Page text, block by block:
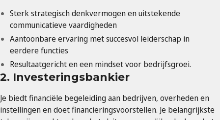
Sterk strategisch denkvermogen en uitstekende
communicatieve vaardigheden
Aantoonbare ervaring met succesvol leiderschap in
eerdere functies
Resultaatgericht en een mindset voor bedrijfsgroei.
2. Investeringsbankier
Je biedt financiële begeleiding aan bedrijven, overheden en
instellingen en doet financieringsvoorstellen. Je belangrijkste